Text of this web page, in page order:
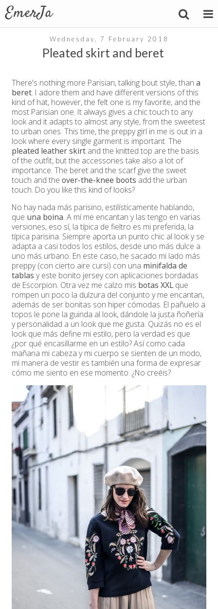
Wednesday, 7 February 2018
Pleated skirt and beret
There's nothing more Parisian, talking bout style, than a
beret. I adore them and have different versions of this
kind of hat, however, the felt one is my favorite, and the
most Parisian one. It always gives a chic touch to any
look and it adapts to almost any style, from the sweetest
to urban ones. This time, the preppy girl in me is out in a
look where every single garment is important. The
pleated leather skirt and the knitted top are the basis
of the outfit, but the accessories take also a lot of
importance. The beret and the scarf give the sweet
touch and the over-the-knee boots add the urban
touch. Do you like this kind of looks?
No hay nada más parisino, estilísticamente hablando,
que una boina. A mí me encantan y las tengo en varias
versiones, eso sí, la típica de fieltro es mi preferida, la
típica parisina. Siempre aporta un punto chic al look y se
adapta a casi todos los estilos, desde uno más dulce a
uno más urbano. En este caso, he sacado mi lado más
preppy (con cierto aire cursi) con una minifalda de
tablas y este bonito jersey con aplicaciones bordadas
de Escorpion. Otra vez me calzo mis botas XXL que
rompen un poco la dulzura del conjunto y me encantan,
además de ser bonitas son hiper cómodas. El pañuelo a
topos le pone la guinda al look, dándole la justa ñoñería
y personalidad a un look que me gusta. Quizás no es el
look que más define mi estilo, pero la verdad es que
¿por qué encasillarme en un estilo? Así como cada
mañana mi cabeza y mi cuerpo se sienten de un modo,
mi manera de vestir es también una forma de expresar
cómo me siento en ese momento. ¿No creéis?